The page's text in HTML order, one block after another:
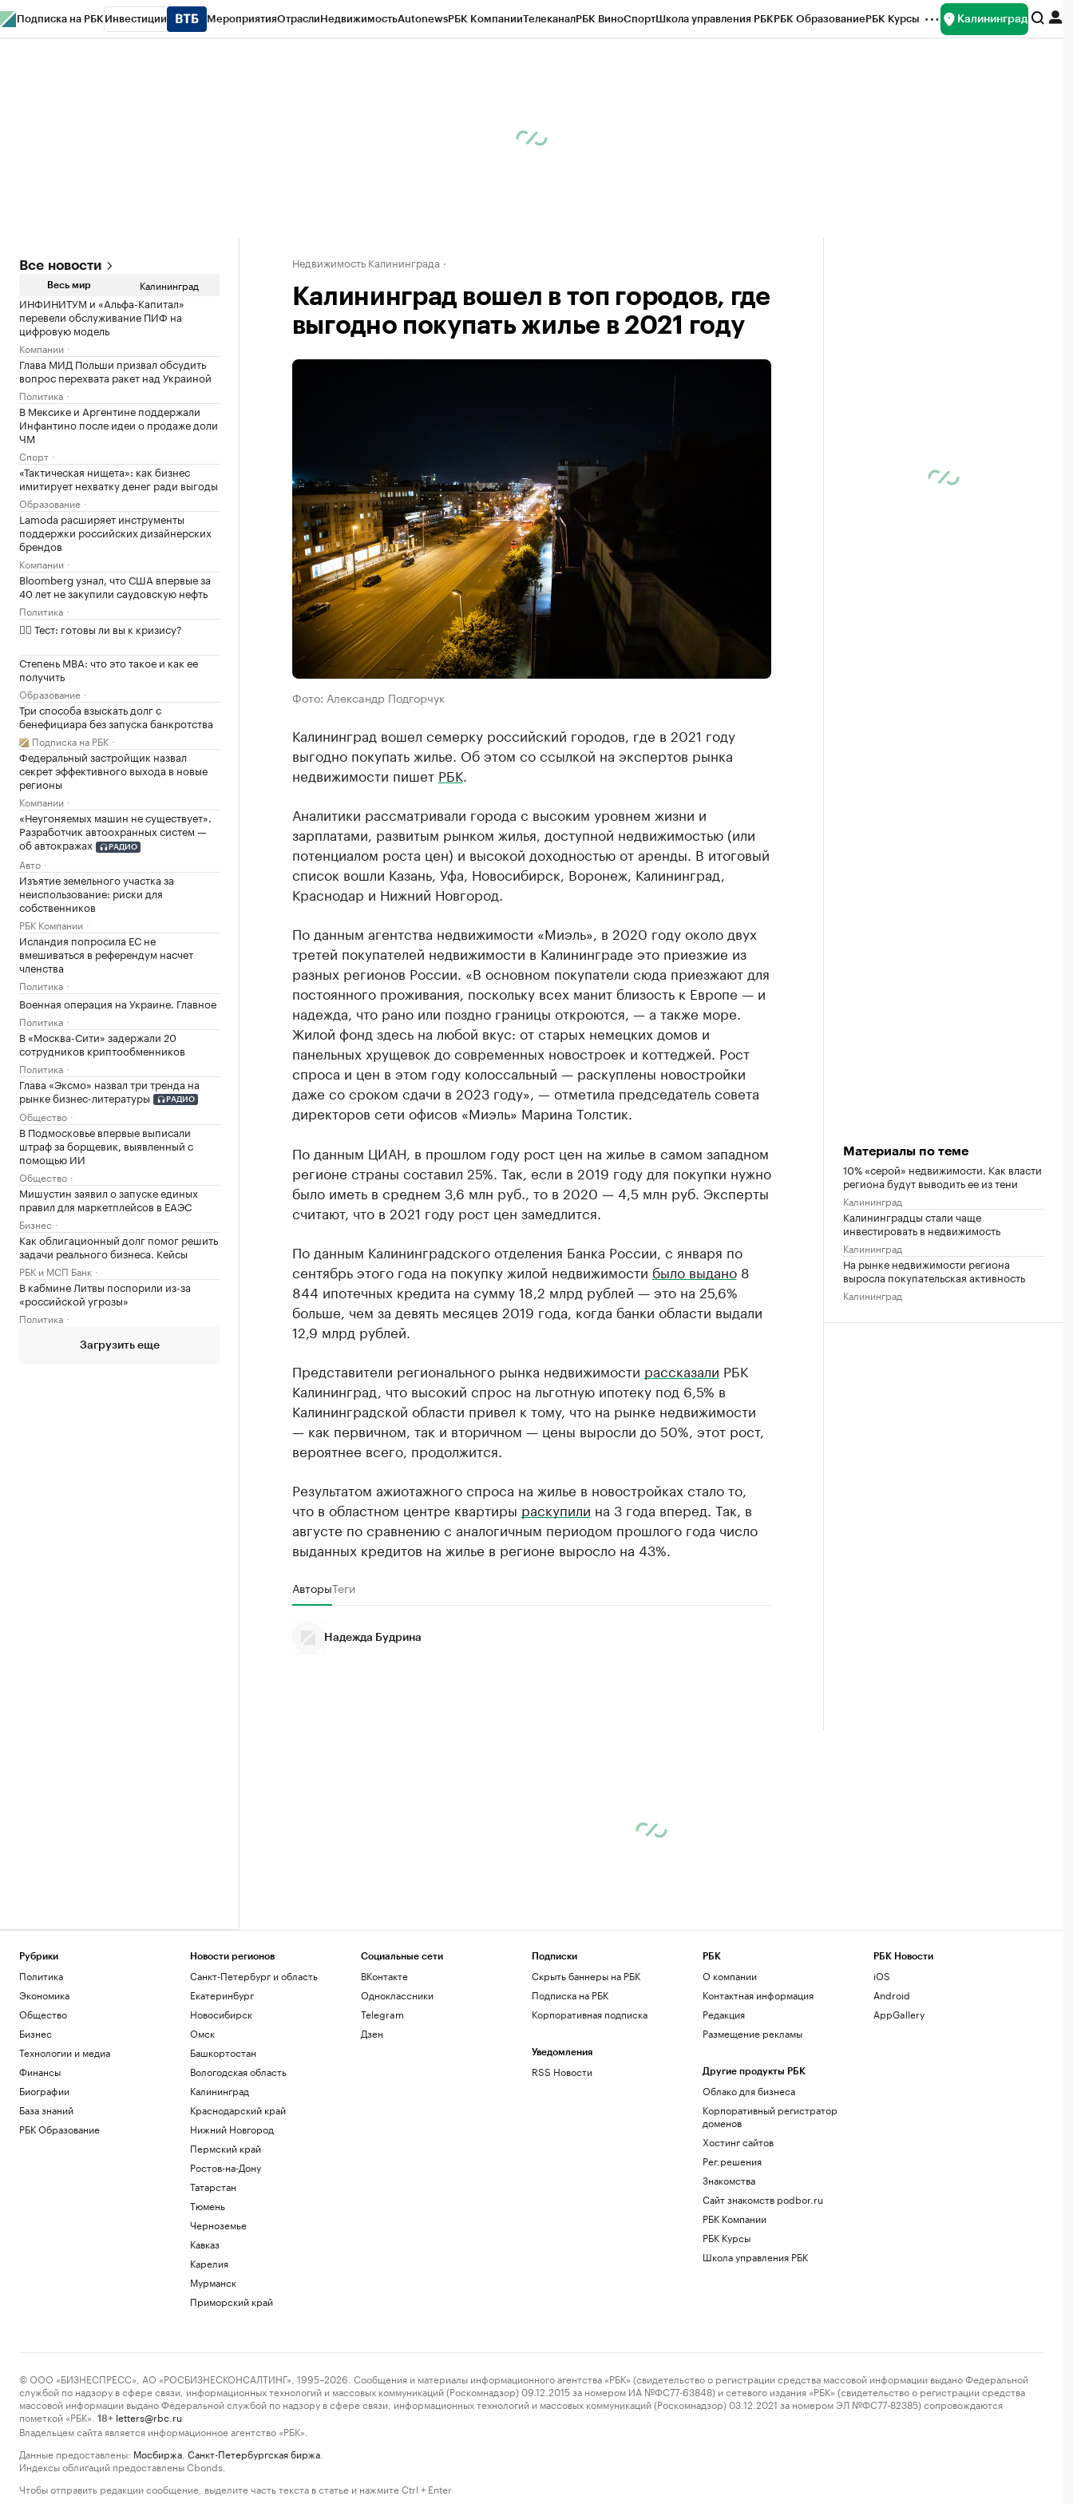
Подписка на РБК Инвестиции МероприятияОтраслиНедвижимостьAutonewsРБК КомпанииТелеканалРБК ВиноСпортШкола управления РБКРБК ОбразованиеРБК Курсы Калининград
Все новости
Весь мир Калининград
ИНФИНИТУМ и «Альфа-Капитал»
перевели обслуживание ПИФ на
цифровую модель
Компании
Глава МИД Польши призвал обсудить
вопрос перехвата ракет над Украиной
Политика
В Мексике и Аргентине поддержали
Инфантино после идеи о продаже доли
ЧМ
Спорт
«Тактическая нищета»: как бизнес
имитирует нехватку денег ради выгоды
Образование
Lamoda расширяет инструменты
поддержки российских дизайнерских
брендов
Компании
Bloomberg узнал, что США впервые за
40 лет не закупили саудовскую нефть
Политика
✍🏻 Тест: готовы ли вы к кризису?
Степень MBA: что это такое и как ее
получить
Образование
Три способа взыскать долг с
бенефициара без запуска банкротства
Подписка на РБК
Федеральный застройщик назвал
секрет эффективного выхода в новые
регионы
Компании
«Неугоняемых машин не существует».
Разработчик автоохранных систем —
об автокражах
РАДИО
Авто
Изъятие земельного участка за
неиспользование: риски для
собственников
РБК Компании
Исландия попросила ЕС не
вмешиваться в референдум насчет
членства
Политика
Военная операция на Украине. Главное
Политика
В «Москва-Сити» задержали 20
сотрудников криптообменников
Политика
Глава «Эксмо» назвал три тренда на
рынке бизнес-литературы
РАДИО
Общество
В Подмосковье впервые выписали
штраф за борщевик, выявленный с
помощью ИИ
Общество
Мишустин заявил о запуске единых
правил для маркетплейсов в ЕАЭС
Бизнес
Как облигационный долг помог решить
задачи реального бизнеса. Кейсы
РБК и МСП Банк
В кабмине Литвы поспорили из-за
«российской угрозы»
Политика
Загрузить еще
Недвижимость Калининграда
Калининград вошел в топ городов, где
выгодно покупать жилье в 2021 году
Фото: Александр Подгорчук
Калининград вошел семерку российский городов, где в 2021 году
выгодно покупать жилье. Об этом со ссылкой на экспертов рынка
недвижимости пишет РБК.
Аналитики рассматривали города с высоким уровнем жизни и
зарплатами, развитым рынком жилья, доступной недвижимостью (или
потенциалом роста цен) и высокой доходностью от аренды. В итоговый
список вошли Казань, Уфа, Новосибирск, Воронеж, Калининград,
Краснодар и Нижний Новгород.
По данным агентства недвижимости «Миэль», в 2020 году около двух
третей покупателей недвижимости в Калининграде это приезжие из
разных регионов России. «В основном покупатели сюда приезжают для
постоянного проживания, поскольку всех манит близость к Европе — и
надежда, что рано или поздно границы откроются, — а также море.
Жилой фонд здесь на любой вкус: от старых немецких домов и
панельных хрущевок до современных новостроек и коттеджей. Рост
спроса и цен в этом году колоссальный — раскуплены новостройки
даже со сроком сдачи в 2023 году», — отметила председатель совета
директоров сети офисов «Миэль» Марина Толстик.
По данным ЦИАН, в прошлом году рост цен на жилье в самом западном
регионе страны составил 25%. Так, если в 2019 году для покупки нужно
было иметь в среднем 3,6 млн руб., то в 2020 — 4,5 млн руб. Эксперты
считают, что в 2021 году рост цен замедлится.
По данным Калининградского отделения Банка России, с января по
сентябрь этого года на покупку жилой недвижимости было выдано8
844 ипотечных кредита на сумму 18,2 млрд рублей — это на 25,6%
больше, чем за девять месяцев 2019 года, когда банки области выдали
12,9 млрд рублей.
Представители регионального рынка недвижимости рассказали РБК
Калининград, что высокий спрос на льготную ипотеку под 6,5% в
Калининградской области привел к тому, что на рынке недвижимости
— как первичном, так и вторичном — цены выросли до 50%, этот рост,
вероятнее всего, продолжится.
Результатом ажиотажного спроса на жилье в новостройках стало то,
что в областном центре квартиры раскупили на 3 года вперед. Так, в
августе по сравнению с аналогичным периодом прошлого года число
выданных кредитов на жилье в регионе выросло на 43%.
АвторыТеги
Надежда Будрина
Материалы по теме
10% «серой» недвижимости. Как власти
региона будут выводить ее из тени
Калининград
Калининградцы стали чаще
инвестировать в недвижимость
Калининград
На рынке недвижимости региона
выросла покупательская активность
Калининград
Рубрики
Политика
Экономика
Общество
Бизнес
Технологии и медиа
Финансы
Биографии
База знаний
РБК Образование
Новости регионов
Санкт-Петербург и область
Екатеринбург
Новосибирск
Омск
Башкортостан
Вологодская область
Калининград
Краснодарский край
Нижний Новгород
Пермский край
Ростов-на-Дону
Татарстан
Тюмень
Черноземье
Кавказ
Карелия
Мурманск
Приморский край
Социальные сети
ВКонтакте
Одноклассники
Telegram
Дзен
Подписки
Скрыть баннеры на РБК
Подписка на РБК
Корпоративная подписка
Уведомления
RSS Новости
РБК
О компании
Контактная информация
Редакция
Размещение рекламы
Другие продукты РБК
Облако для бизнеса
Корпоративный регистратор
доменов
Хостинг сайтов
Рег.решения
Знакомства
Сайт знакомств podbor.ru
РБК Компании
РБК Курсы
Школа управления РБК
РБК Новости
iOS
Android
AppGallery
© ООО «БИЗНЕСПРЕСС», АО «РОСБИЗНЕСКОНСАЛТИНГ», 1995–2026. Сообщения и материалы информационного агентства «РБК» (свидетельство о регистрации средства массовой информации выдано Федеральной
службой по надзору в сфере связи, информационных технологий и массовых коммуникаций (Роскомнадзор) 09.12.2015 за номером ИА №ФС77-63848) и сетевого издания «РБК» (свидетельство о регистрации средства
массовой информации выдано Федеральной службой по надзору в сфере связи, информационных технологий и массовых коммуникаций (Роскомнадзор) 03.12.2021 за номером ЭЛ №ФС77-82385) сопровождаются
пометкой «РБК».
18+ letters@rbc.ru
Владельцем сайта является информационное агентство «РБК».
Данные предоставлены: Мосбиржа Санкт-Петербургская биржа
Индексы облигаций предоставлены Cbonds.
Чтобы отправить редакции сообщение, выделите часть текста в статье и нажмите Ctrl + Enter